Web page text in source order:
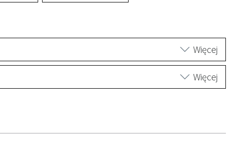
Więcej
Więcej